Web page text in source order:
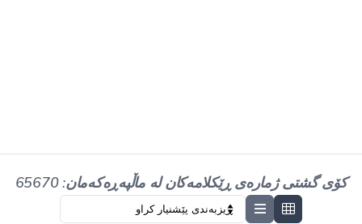
کۆی گشتی ژمارەی ڕێکلامەکان لە ماڵپەڕەکەمان: 65670